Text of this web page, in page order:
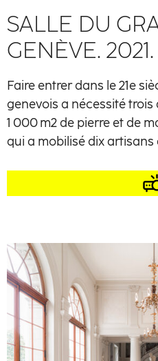
SALLE DU
GENÈVE. 2021.
Faire entrer dans le 21e
genevois a nécessité
1 000 m2 de pierre et de
qui a mobilisé dix artisans